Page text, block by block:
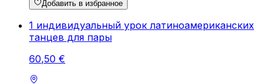
Добавить в избранное
1 индивидуальный урок латиноамериканских
танцев для пары
60,50 €